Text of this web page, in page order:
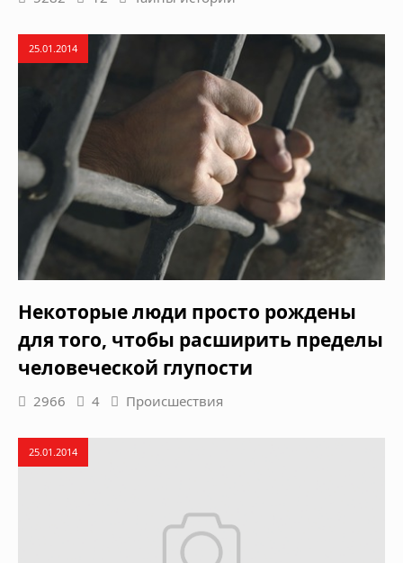
25.01.2014
Некоторые люди просто рождены
для того, чтобы расширить пределы
человеческой глупости
2966 4 Происшествия
25.01.2014